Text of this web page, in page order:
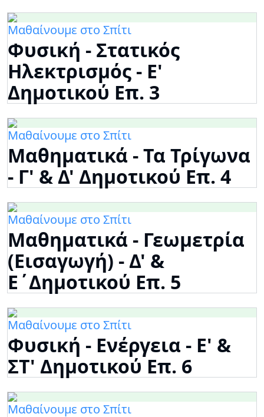
Μαθαίνουμε στο Σπίτι
Φυσική - Στατικός
Ηλεκτρισμός - Ε'
Δημοτικού Επ. 3
Μαθαίνουμε στο Σπίτι
Μαθηματικά - Τα Τρίγωνα
- Γ' & Δ' Δημοτικού Επ. 4
Μαθαίνουμε στο Σπίτι
Μαθηματικά - Γεωμετρία
(Εισαγωγή) - Δ' &
Ε΄Δημοτικού Επ. 5
Μαθαίνουμε στο Σπίτι
Φυσική - Ενέργεια - Ε' &
ΣΤ' Δημοτικού Επ. 6
Μαθαίνουμε στο Σπίτι